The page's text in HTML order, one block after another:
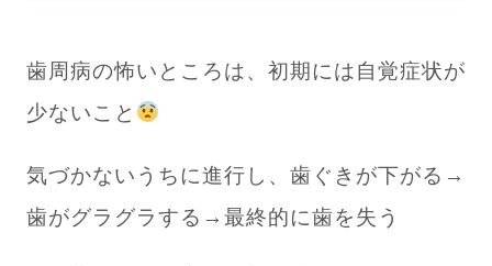
歯周病の怖いところは、初期には自覚症状が
少ないこと
気づかないうちに進行し、歯ぐきが下がる→
歯がグラグラする→最終的に歯を失う